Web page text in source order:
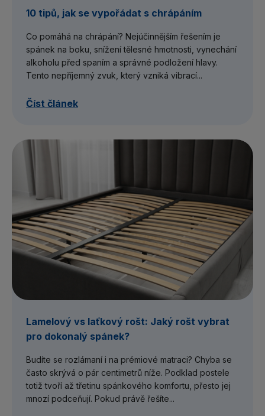
10 tipů, jak se vypořádat s chrápáním
Co pomáhá na chrápání? Nejúčinnějším řešením je
spánek na boku, snížení tělesné hmotnosti, vynechání
alkoholu před spaním a správné podložení hlavy.
Tento nepříjemný zvuk, který vzniká vibrací...
Číst článek
Lamelový vs laťkový rošt: Jaký rošt vybrat
pro dokonalý spánek?
Budíte se rozlámaní i na prémiové matraci? Chyba se
často skrývá o pár centimetrů níže. Podklad postele
totiž tvoří až třetinu spánkového komfortu, přesto jej
mnozí podceňují. Pokud právě řešíte...